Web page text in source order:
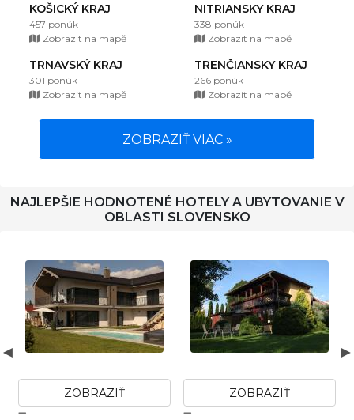
KOŠICKÝ KRAJ
457 ponúk
Zobrazit na mapě
NITRIANSKY KRAJ
338 ponúk
Zobrazit na mapě
TRNAVSKÝ KRAJ
301 ponúk
Zobrazit na mapě
TRENČIANSKY KRAJ
266 ponúk
Zobrazit na mapě
ZOBRAZIŤ VIAC »
NAJLEPŠIE HODNOTENÉ HOTELY A UBYTOVANIE V
OBLASTI SLOVENSKO
ZOBRAZIŤ ZOBRAZIŤ